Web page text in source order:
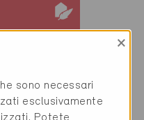
×
sono necessari
esclusivamente